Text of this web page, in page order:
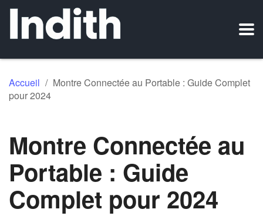
Accueil / Montre Connectée au Portable : Guide Complet
pour 2024
Montre Connectée au
Portable : Guide
Complet pour 2024